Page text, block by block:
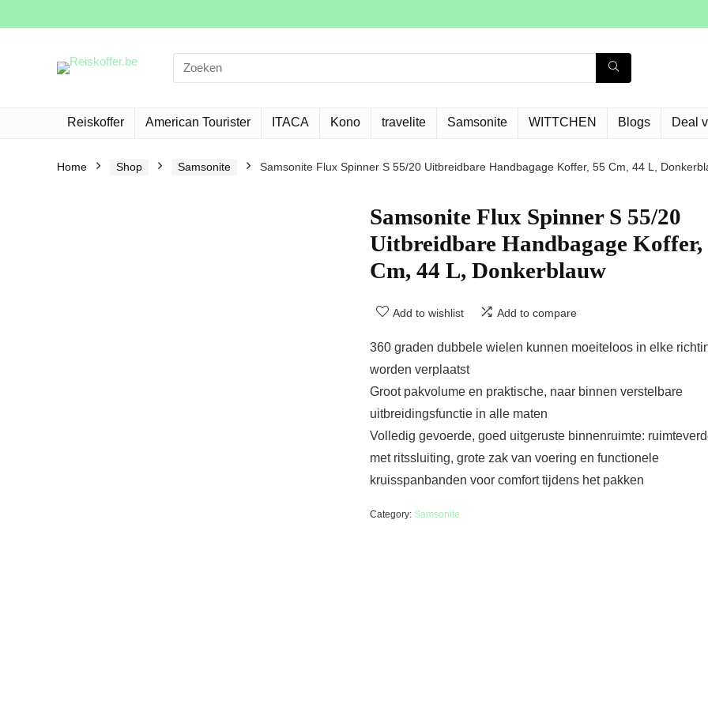
Search
for:
Reiskoffer American Tourister ITACA Kono travelite Samsonite WITTCHEN Blogs Deal
Home Shop Samsonite Samsonite Flux Spinner S 55/20 Uitbreidbare Handbagage Koffer, 55 Cm, 44 L,
Samsonite Flux Spinner S 55/20
Uitbreidbare Handbagage Koffer,
Cm, 44 L, Donkerblauw
Add to wishlist Add to compare
360 graden dubbele wielen kunnen moeiteloos in elke
worden verplaatst
Groot pakvolume en praktische, naar binnen verstelbare
uitbreidingsfunctie in alle maten
Volledig gevoerde, goed uitgeruste binnenruimte:
met ritssluiting, grote zak van voering en functionele
kruisspanbanden voor comfort tijdens het pakken
Category: Samsonite